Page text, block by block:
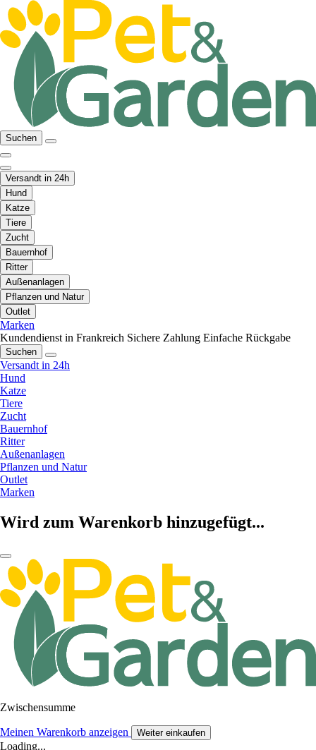
Suchen
Versandt in 24h
Hund
Katze
Tiere
Zucht
Bauernhof
Ritter
Außenanlagen
Pflanzen und Natur
Outlet
Marken
Kundendienst in Frankreich Sichere Zahlung Einfache Rückgabe
Suchen
Versandt in 24h
Hund
Katze
Tiere
Zucht
Bauernhof
Ritter
Außenanlagen
Pflanzen und Natur
Outlet
Marken
Wird zum Warenkorb hinzugefügt...
Zwischensumme
Meinen Warenkorb anzeigen Weiter einkaufen
Loading...